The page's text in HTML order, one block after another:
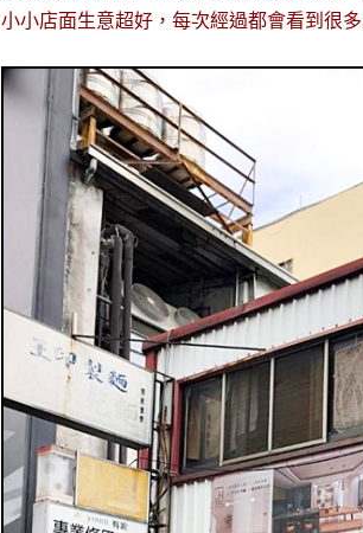
小小店面生意超好，每次經過都會看到很